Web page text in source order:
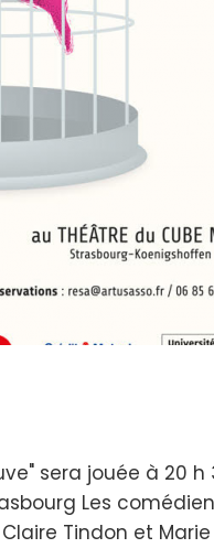
sera jouée à 20
Les
Tindon et